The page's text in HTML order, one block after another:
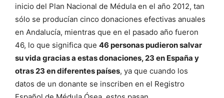
inicio del Plan Nacional de Médula en el año 2012, tan
sólo se producían cinco donaciones efectivas anuales
en Andalucía, mientras que en el pasado año fueron
46, lo que significa que 46 personas pudieron salvar
su vida gracias a estas donaciones, 23 en España y
otras 23 en diferentes países, ya que cuando los
datos de un donante se inscriben en el Registro